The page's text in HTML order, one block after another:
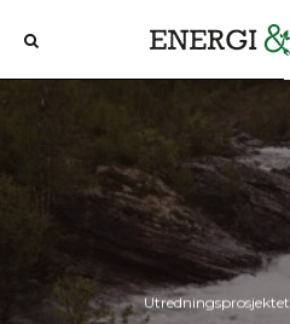
Utredningsprosjektet